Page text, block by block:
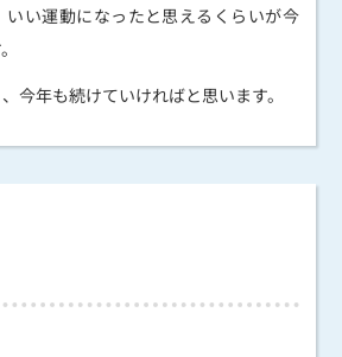
いい運動になったと思えるくらいが今
今年も続けていければと思います。